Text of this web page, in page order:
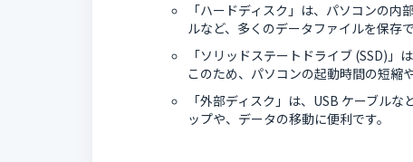
「ハードディスク」は、パソコンの
ルなど、多くのデータファイルを保存で
「ソリッドステートドライブ (SSD)」
このため、パソコンの起動時間の短縮や
「外部ディスク」は、USB ケーブル
ップや、データの移動に便利です。